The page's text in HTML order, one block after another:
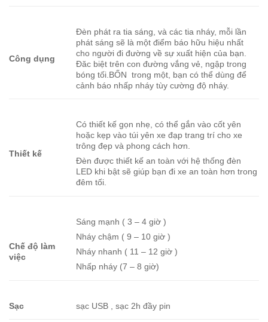
Công dụng
Đèn phát ra tia sáng, và các tia nháy, mỗi lần
phát sáng sẽ là một điểm báo hữu hiệu nhất
cho người đi đường về sự xuất hiện của bạn.
Đăc biệt trên con đường vắng vẻ, ngập trong
bóng tối.BỐN trong một, bạn có thể dùng để
cảnh báo nhấp nháy tùy cường độ nháy.
Thiết kế
Có thiết kế gọn nhẹ, có thể gắn vào cốt yên
hoặc kẹp vào túi yên xe đạp trang trí cho xe
trông đẹp và phong cách hơn.
Đèn được thiết kế an toàn với hệ thống đèn
LED khi bật sẽ giúp bạn đi xe an toàn hơn trong
đêm tối.
Chế độ làm
việc
Sáng mạnh ( 3 – 4 giờ )
Nháy chậm ( 9 – 10 giờ )
Nháy nhanh ( 11 – 12 giờ )
Nhấp nháy (7 – 8 giờ)
Sạc sạc USB , sạc 2h đầy pin